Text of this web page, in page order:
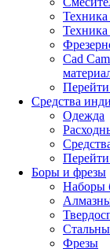
Техника
Техника
Cad
Перейти
Средства
Одежда
Перейти
Боры и фрезы
Наборы
Фрезы